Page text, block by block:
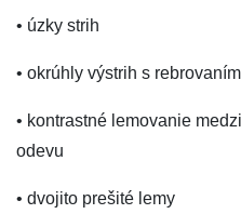
• úzky strih
• okrúhly výstrih s
• kontrastné lemovanie
odevu
• dvojito prešité lemy